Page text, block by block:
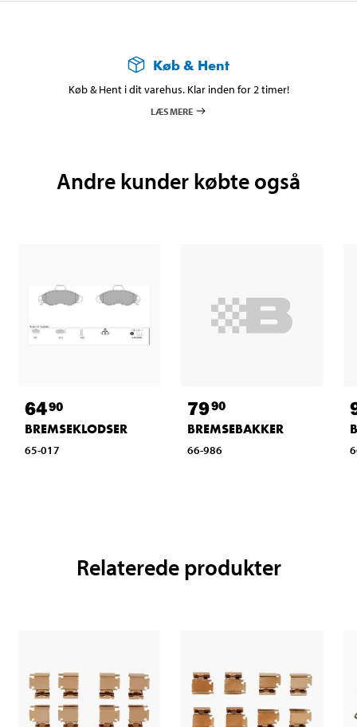
Køb & Hent
Køb & Hent i dit varehus. Klar inden for 2 timer!
LÆS MERE
Andre kunder købte også
6490
BREMSEKLODSER
65-017
7990
BREMSEBAKKER
66-986
Relaterede produkter